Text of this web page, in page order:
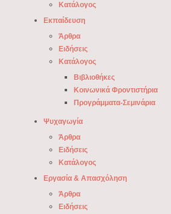
Κατάλογος
Εκπαίδευση
Άρθρα
Ειδήσεις
Κατάλογος
Βιβλιοθήκες
Κοινωνικά Φροντιστήρια
Προγράμματα-Σεμινάρια
Ψυχαγωγία
Άρθρα
Ειδήσεις
Κατάλογος
Εργασία & Απασχόληση
Άρθρα
Ειδήσεις